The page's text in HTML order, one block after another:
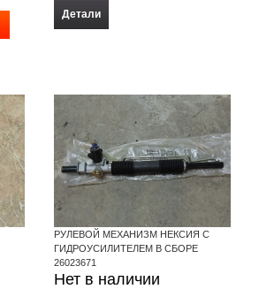
Детали
РУЛЕВОЙ МЕХАНИЗМ НЕКСИЯ С
ГИДРОУСИЛИТЕЛЕМ В СБОРЕ
26023671
Нет в наличии